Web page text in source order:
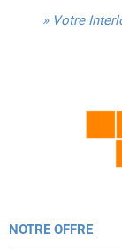
» Votre
NOTRE OFFRE